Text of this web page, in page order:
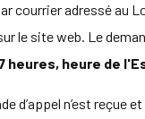
courrier adressé au
le site web. Le
heures, heure de
d’appel n’est